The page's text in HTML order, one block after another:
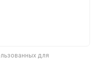
для